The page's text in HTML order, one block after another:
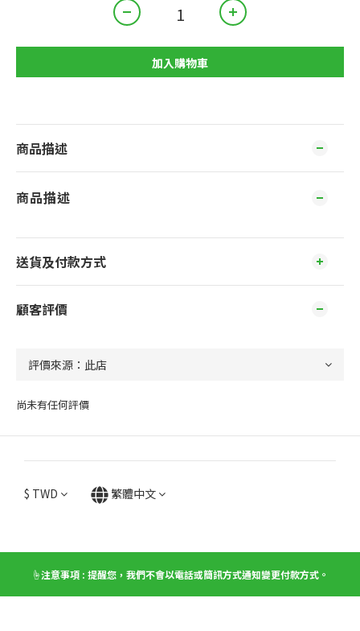
加入購物車
商品描述
商品描述
送貨及付款方式
顧客評價
尚未有任何評價
$ TWD 繁體中文
☝️注意事項 : 提醒您，我們不會以電話或簡訊方式通知變更付款方式。